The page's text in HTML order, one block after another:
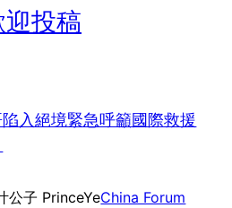
迎投稿
入絕境緊急呼籲國際救援
公子 PrinceYeChina Forum